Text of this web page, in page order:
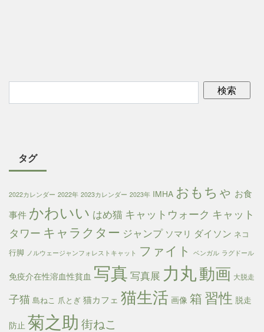
タグ
2022カレンダー 2022年 2023カレンダー 2023年 IMHA おもちゃ お食
事件 かわいい はめ猫 キャットウォーク キャット
タワー キャラクター ジャンプ ソマリ ダイソン ネコ
行脚 ノルウェージャンフォレストキャット ファイト ベンガル ラグドール
免疫介在性溶血性貧血 写真 写真展 力丸動画 大脱走
子猫 島ねこ 爪とぎ 猫カフェ 猫生活 画像 箱 習性 脱走
防止 菊之助 街ねこ